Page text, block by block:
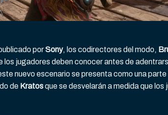
porSony, los codirectores del modo,
los jugadores deben conocer antes de
nuevo escenario se presenta como una
de Kratosque se desvelarán a medida que